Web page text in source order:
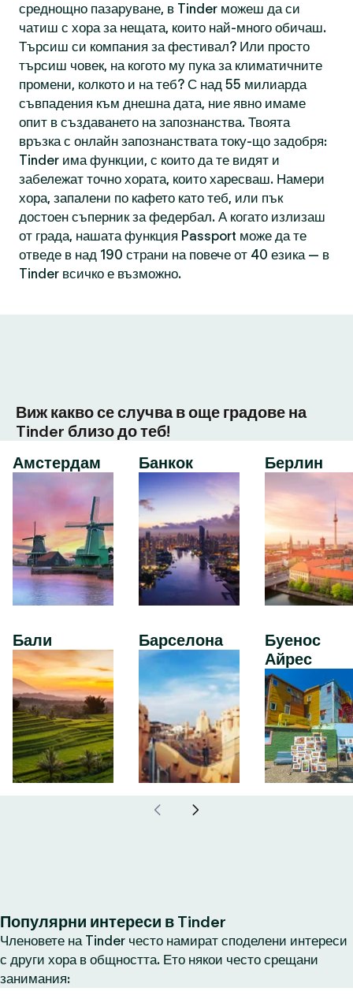
среднощно пазаруване, в Tinder можеш да си
чатиш с хора за нещата, които най-много обичаш.
Търсиш си компания за фестивал? Или просто
търсиш човек, на когото му пука за климатичните
промени, колкото и на теб? С над 55 милиарда
съвпадения към днешна дата, ние явно имаме
опит в създаването на запознанства. Твоята
връзка с онлайн запознанствата току-що задобря:
Tinder има функции, с които да те видят и
забележат точно хората, които харесваш. Намери
хора, запалени по кафето като теб, или пък
достоен съперник за федербал. А когато излизаш
от града, нашата функция Passport може да те
отведе в над 190 страни на повече от 40 езика — в
Tinder всичко е възможно.
Виж какво се случва в още градове на
Tinder близо до теб!
Амстердам
Бали
Банкок
Барселона
Берлин
Буенос
Айрес
Популярни интереси в Tinder
Членовете на Tinder често намират споделени интереси
с други хора в общността. Ето някои често срещани
занимания: